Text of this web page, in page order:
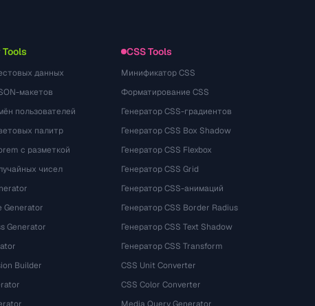
данных
макетов
пользователей
палитр
с разметкой
чисел
Generator
Generator
Builder
CSS Tools
Минификатор CSS
Форматирование CSS
Генератор CSS-градиентов
Генератор CSS Box Shadow
Генератор CSS Flexbox
Генератор CSS Grid
Генератор CSS-анимаций
Генератор CSS Border Radius
Генератор CSS Text Shadow
Генератор CSS Transform
CSS Unit Converter
CSS Color Converter